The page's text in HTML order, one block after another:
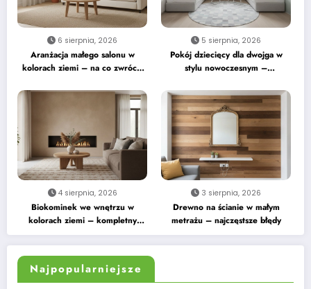
6 sierpnia, 2026
Aranżacja małego salonu w
kolorach ziemi – na co zwrócić
5 sierpnia, 2026
Pokój dziecięcy dla dwojga w
stylu nowoczesnym –
4 sierpnia, 2026
Biokominek we wnętrzu w
kolorach ziemi – kompletny
przewodnik
3 sierpnia, 2026
Drewno na ścianie w małym
metrażu – najczęstsze błędy
Najpopularniejsze